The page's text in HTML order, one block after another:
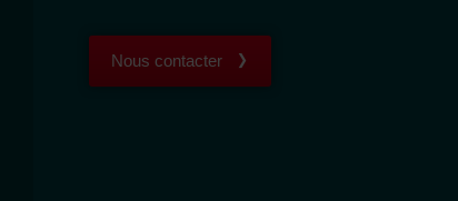
Nous contacter